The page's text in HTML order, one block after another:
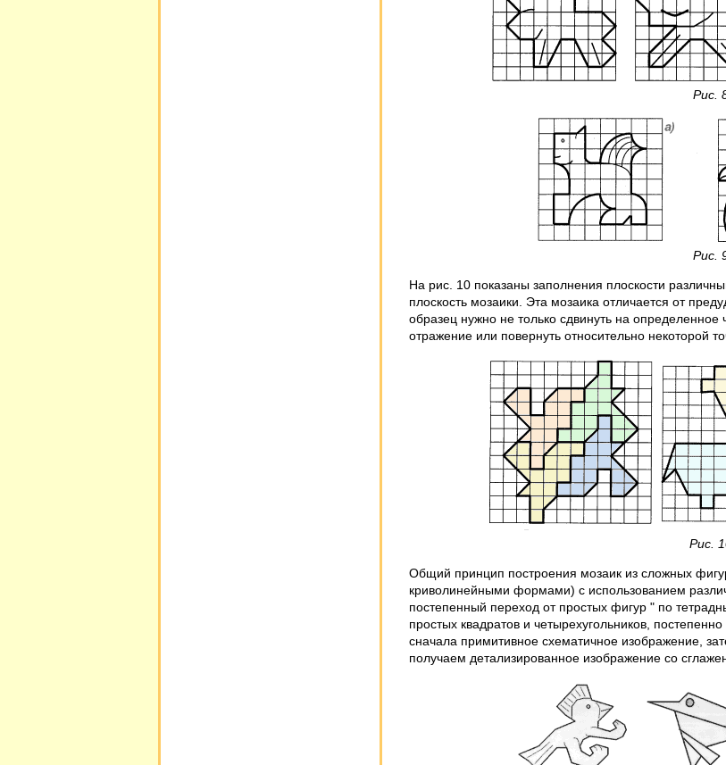
Рис.
Рис.
На рис. 10 показаны заполнения плоскости
плоскость мозаики. Эта мозаика отличается от
образец нужно не только сдвинуть на определенное
отражение или повернуть относительно некоторой
Рис.
Общий принцип построения мозаик из сложных
криволинейными формами) с использованием
постепенный переход от простых фигур " по
простых квадратов и четырехугольников,
сначала примитивное схематичное изображение,
получаем детализированное изображение со